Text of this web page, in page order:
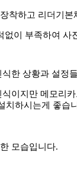
착하고 리더기본
없이 부족하여 사
한 상황과 설정
이지만 메모리
치하시는게 좋습
모습입니다.